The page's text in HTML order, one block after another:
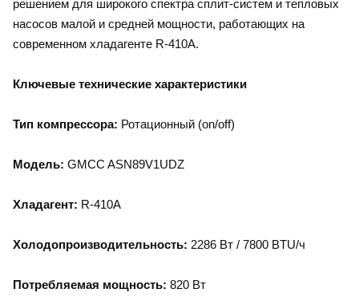
решением для широкого спектра сплит-систем и тепловых
насосов малой и средней мощности, работающих на
современном хладагенте R-410A.
Ключевые технические характеристики
Тип компрессора: Ротационный (on/off)
Модель: GMCC ASN89V1UDZ
Хладагент: R-410A
Холодопроизводительность: 2286 Вт / 7800 BTU/ч
Потребляемая мощность: 820 Вт